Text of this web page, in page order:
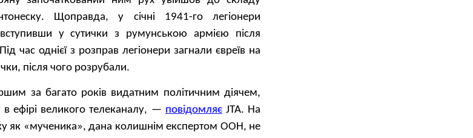
Щоправда, у січні 1941-го легіонери
у сутички з румунською армією після
час однієї з розправ легіонери загнали євреїв на
після чого розрубали.
за багато років видатним політичним діячем,
ефірі великого телеканалу, — повідомляєJTA. На
як «мученика», дана колишнім експертом ООН, не